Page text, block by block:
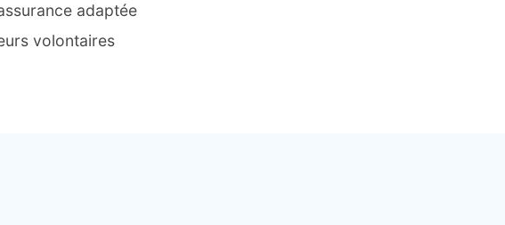
adaptée
volontaires